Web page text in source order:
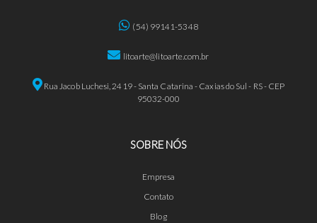
(54) 99141-5348
litoarte@litoarte.com.br
Rua Jacob Luchesi, 2419 - Santa Catarina - Caxias do Sul - RS - CEP
95032-000
SOBRE NÓS
Empresa
Contato
Blog